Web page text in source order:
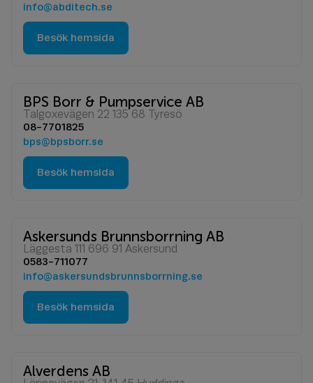
info@abditech.se
Besök hemsida
BPS Borr & Pumpservice AB
Talgoxevägen 22 135 68 Tyresö
08-7701825
bps@bpsborr.se
Besök hemsida
Askersunds Brunnsborrning AB
Läggesta 111 696 91 Askersund
0583-711077
info@askersundsbrunnsborrning.se
Besök hemsida
Alverdens AB